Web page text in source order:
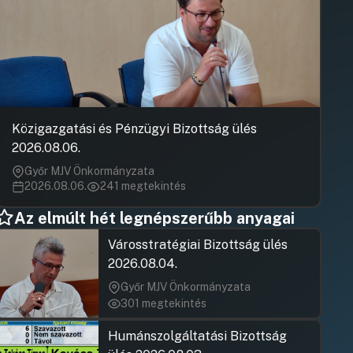
Közigazgatási és Pénzügyi Bizottság ülés
2026.08.06.
Győr MJV Önkormányzata
2026.08.06.
241 megtekintés
Az elmúlt hét legnépszerűbb anyagai
Városstratégiai Bizottság ülés
2026.08.04.
Győr MJV Önkormányzata
301 megtekintés
Humánszolgáltatási Bizottság